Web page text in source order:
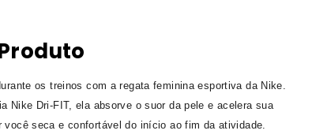
os treinos com a regata feminina esportiva da Nike.
Nike Dri-FIT, ela absorve o suor da pele e acelera sua
você seca e confortável do início ao fim da atividade.